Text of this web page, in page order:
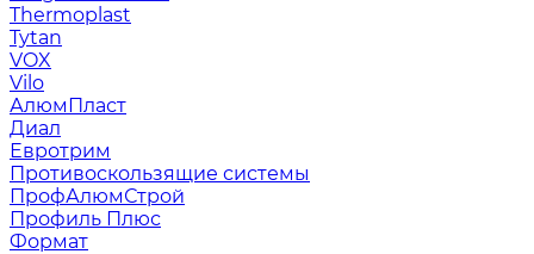
Thermoplast
Tytan
VOX
Vilo
АлюмПласт
Диал
Евротрим
Противоскользящие системы
ПрофАлюмСтрой
Профиль Плюс
Формат